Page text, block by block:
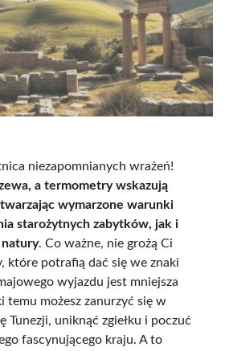
niezapomnianych wrażeń!
a termometry wskazują
wymarzone warunki
starożytnych zabytków, jak i
natury. Co ważne, nie grożą Ci
które potrafią dać się we znaki
wyjazdu jest mniejsza
temu możesz zanurzyć się w
Tunezji, uniknąć zgiełku i poczuć
fascynującego kraju. A to